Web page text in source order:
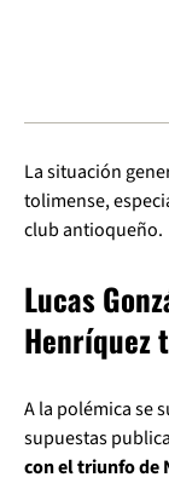
La situación
tolimense,
club antioqueño.
Lucas
Henríquez
A la polémica se
supuestas
con el triunfo de